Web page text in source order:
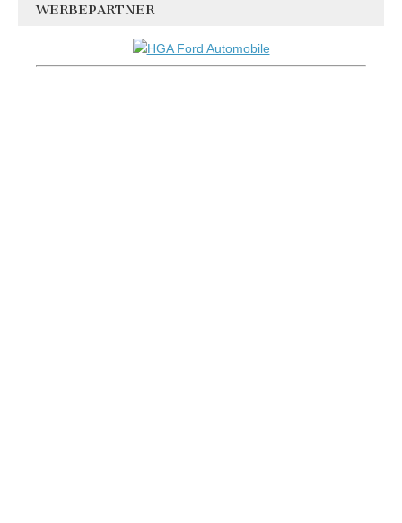
WERBEPARTNER